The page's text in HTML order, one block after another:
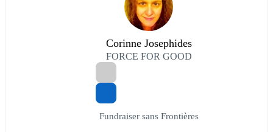
Corinne Josephides
FORCE FOR GOOD
Fundraiser sans Frontières